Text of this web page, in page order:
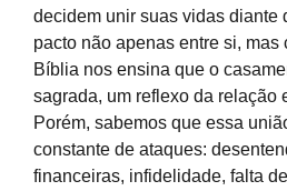
decidem unir suas vidas diante
pacto não apenas entre si, mas
Bíblia nos ensina que o
sagrada, um reflexo da relação
Porém, sabemos que essa
constante de ataques:
financeiras, infidelidade, falta